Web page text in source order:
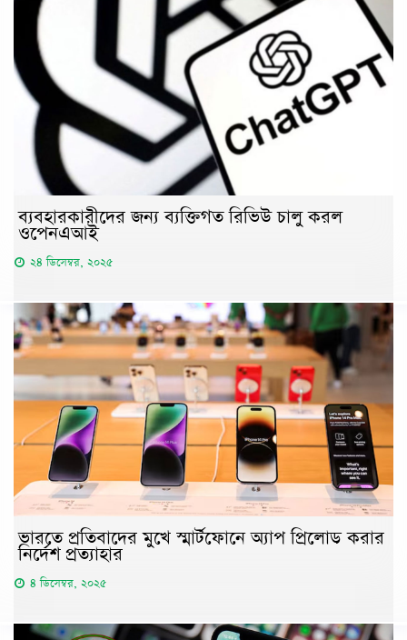
ব্যবহারকারীদের জন্য ব্যক্তিগত রিভিউ চালু করল
ওপেনএআই
২৪ ডিসেম্বর, ২০২৫
ভারতে প্রতিবাদের মুখে স্মার্টফোনে অ্যাপ প্রিলোড করার
নির্দেশ প্রত্যাহার
৪ ডিসেম্বর, ২০২৫